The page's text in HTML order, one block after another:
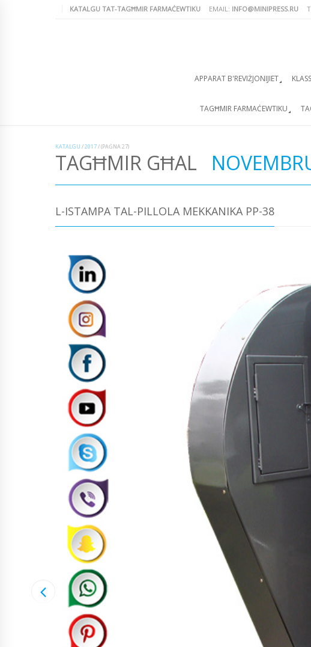
KATALGU TAT-TAGĦMIR FARMAĊEWTIKU EMAIL: INFO@MINIPRESS.RU
APPARAT B'REVIŻJONIJIET
TAGĦMIR FARMAĊEWTIKU
KATALGU /2017/(PAĠNA 27)
TAGĦMIR GĦAL
L-ISTAMPA TAL-PILLOLA MEKKANIKA PP-38